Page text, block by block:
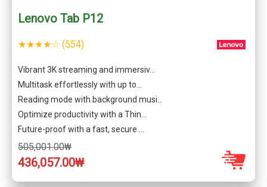
Lenovo Tab P12
★★★★☆ (554)
Vibrant 3K streaming and immersiv…
Multitask effortlessly with up to…
Reading mode with background musi…
Optimize productivity with a Thin…
Future-proof with a fast, secure …
505,001.00₩
436,057.00₩